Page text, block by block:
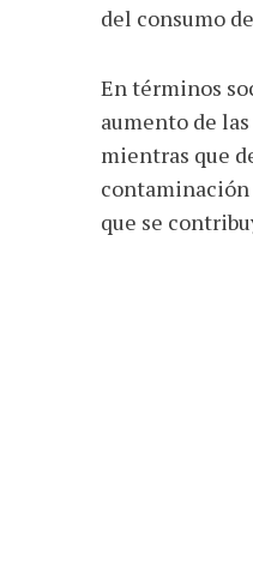
del consumo
En términos
aumento de
mientras que
contaminación
que se